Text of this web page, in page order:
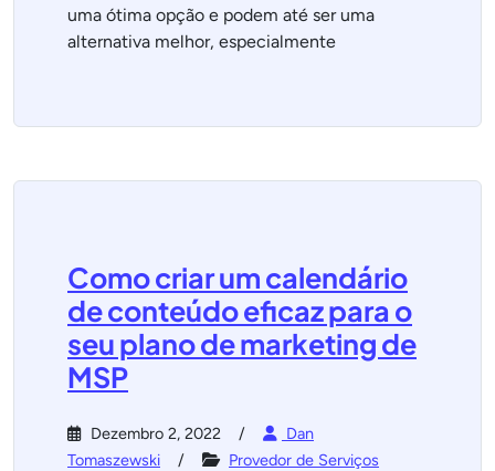
uma ótima opção e podem até ser uma
alternativa melhor, especialmente
Como criar um calendário
de conteúdo eficaz para o
seu plano de marketing de
MSP
Dezembro 2, 2022
Dan
Tomaszewski
Provedor de Serviços